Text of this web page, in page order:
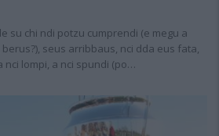
su chi ndi potzu cumprendi (e megu a
seus arribbaus, nci dda eus fata,
nci lompi, a nci spundi (po…